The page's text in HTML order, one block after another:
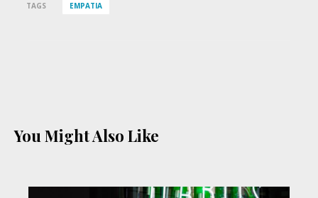
TAGS EMPATIA
You Might Also Like